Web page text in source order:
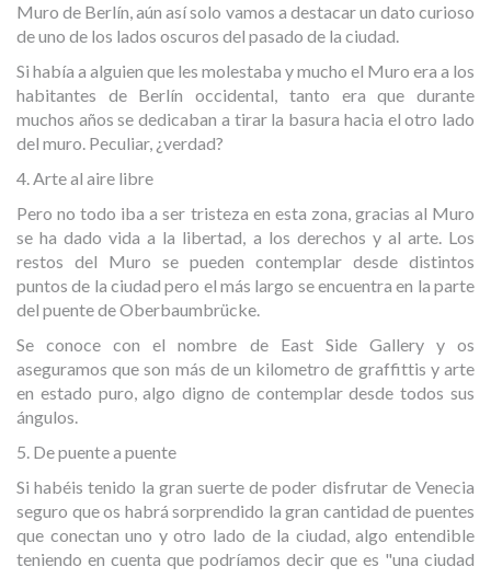
Muro de Berlín, aún así solo vamos a destacar un dato curioso
de uno de los lados oscuros del pasado de la ciudad.
Si había a alguien que les molestaba y mucho el Muro era a los
habitantes de Berlín occidental, tanto era que durante
muchos años se dedicaban a tirar la basura hacia el otro lado
del muro. Peculiar, ¿verdad?
4. Arte al aire libre
Pero no todo iba a ser tristeza en esta zona, gracias al Muro
se ha dado vida a la libertad, a los derechos y al arte. Los
restos del Muro se pueden contemplar desde distintos
puntos de la ciudad pero el más largo se encuentra en la parte
del puente de Oberbaumbrücke.
Se conoce con el nombre de East Side Gallery y os
aseguramos que son más de un kilometro de graffittis y arte
en estado puro, algo digno de contemplar desde todos sus
ángulos.
5. De puente a puente
Si habéis tenido la gran suerte de poder disfrutar de Venecia
seguro que os habrá sorprendido la gran cantidad de puentes
que conectan uno y otro lado de la ciudad, algo entendible
teniendo en cuenta que podríamos decir que es "una ciudad